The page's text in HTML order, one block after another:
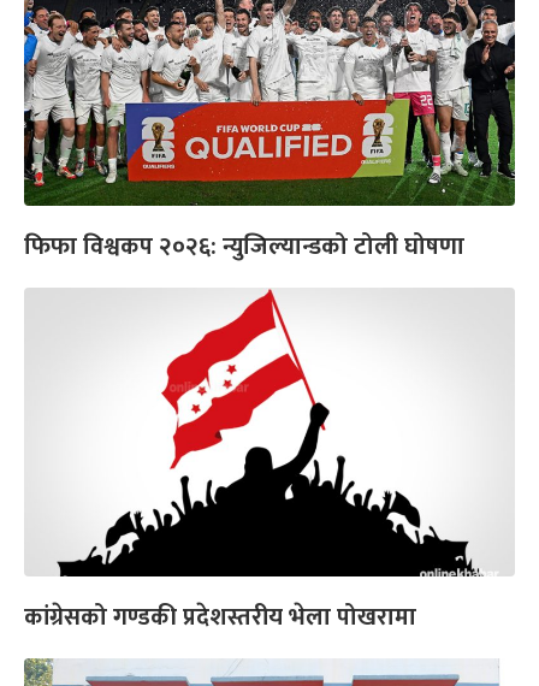
फिफा विश्वकप २०२६: न्युजिल्यान्डको टोली घोषणा
कांग्रेसको गण्डकी प्रदेशस्तरीय भेला पोखरामा